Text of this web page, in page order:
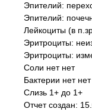
Эпителий:
Эпителий:
Лейкоциты (в
Эритроциты:
Эритроциты:
Соли нет нет
Бактерии нет
Слизь 1+ до 1+
Отчет создан: